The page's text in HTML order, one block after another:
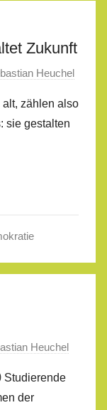
Zukunft
Heuchel
zählen also
sie gestalten
Heuchel
Studierende
der